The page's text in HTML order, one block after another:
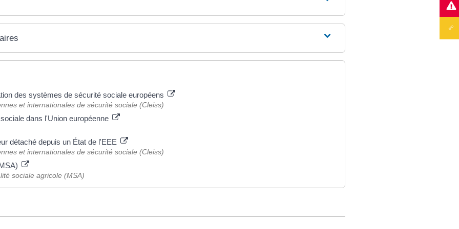
des systèmes de sécurité sociale européens
et internationales de sécurité sociale (Cleiss)
dans l'Union européenne
détaché depuis un État de l'EEE
et internationales de sécurité sociale (Cleiss)
sociale agricole (MSA)